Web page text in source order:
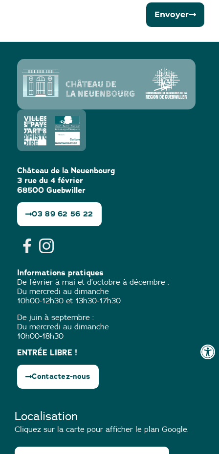
Envoyer
Château de la Neuenbourg
3 rue du 4 février
68500 Guebwiller
03 89 62 56 22
Informations pratiques
De février à mai et d’octobre à décembre :
Du mercredi au dimanche
10h00-12h30 et 13h30-17h30
De juin à septembre :
Du mercredi au dimanche
10h00-18h30
ENTRÉE LIBRE !
Contactez-nous
Localisation
Cliquez sur la carte pour afficher le plan Google.